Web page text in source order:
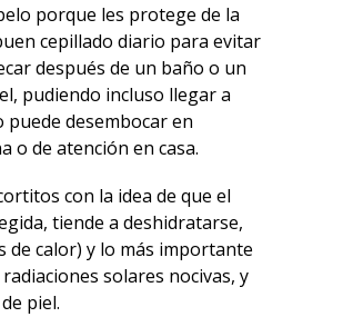
porque les protege de la
cepillado diario para evitar
después de un baño o un
pudiendo incluso llegar a
desembocar en
o de atención en casa.
con la idea de que el
tiende a deshidratarse,
calor) y lo más importante
solares nocivas, y
piel.